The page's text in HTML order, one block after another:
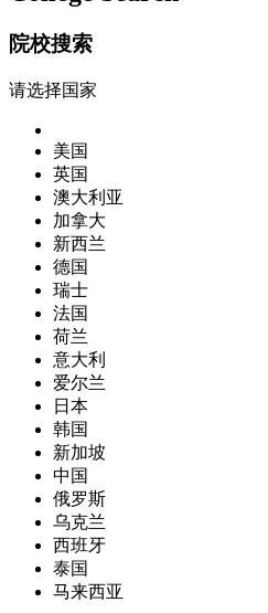
院校搜索
请选择国家
美国
英国
澳大利亚
加拿大
新西兰
德国
瑞士
法国
荷兰
意大利
爱尔兰
日本
韩国
新加坡
中国
俄罗斯
乌克兰
西班牙
泰国
马来西亚